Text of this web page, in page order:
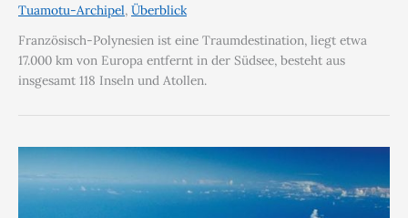
Tuamotu-Archipel, Überblick
Französisch-Polynesien ist eine Traumdestination, liegt etwa
17.000 km von Europa entfernt in der Südsee, besteht aus
insgesamt 118 Inseln und Atollen.